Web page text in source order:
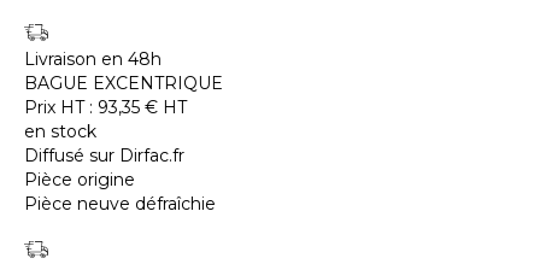
Livraison en 48h
BAGUE EXCENTRIQUE
Prix HT : 93,35 € HT
en stock
Diffusé sur Dirfac.fr
Pièce origine
Pièce neuve défraîchie